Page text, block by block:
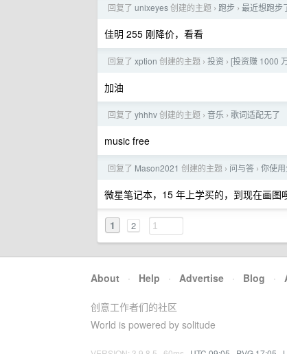
回复了 unixeyes创建的主题 › 跑步 › 最近想跑步
佳明 255 刚降价，看看
回复了 xption 创建的主题 › 投资 › [投资赚 1000
加油
回复了 yhhhv创建的主题 › 音乐 › 歌词适配无了
music free
回复了 Mason2021 创建的主题 › 问与答 › 你使
微星笔记本，15 年上学买的，到现在画图
1 2
About · Help · Advertise · Blog ·
创意工作者们的社区
World is powered by solitude